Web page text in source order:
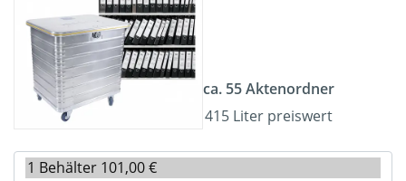
ca. 55 Aktenordner
415 Liter preiswert